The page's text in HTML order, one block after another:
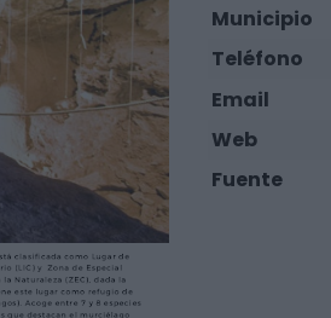
Municipio
Teléfono
Email
Web
Fuente